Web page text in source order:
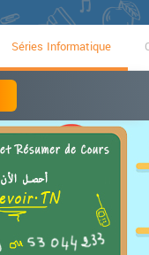
Séries Informatique